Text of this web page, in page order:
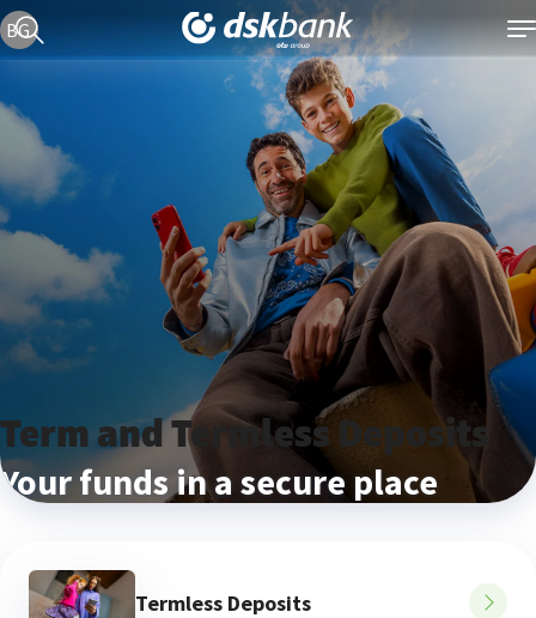
Current language version is English
BG
Term and Termless Deposits
Your funds in a secure place
Termless Deposits